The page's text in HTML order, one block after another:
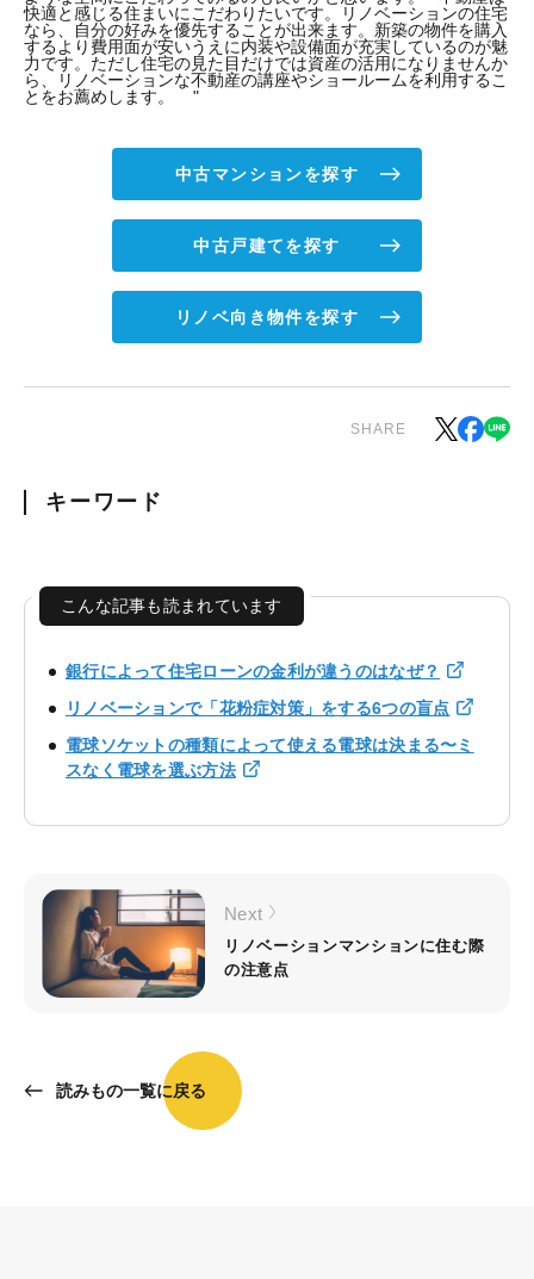
快適と感じる住まいにこだわりたいです。リノベーションの住宅
なら、自分の好みを優先することが出来ます。新築の物件を購入
するより費用面が安いうえに内装や設備面が充実しているのが魅
力です。ただし住宅の見た目だけでは資産の活用になりませんか
ら、リノベーションな不動産の講座やショールームを利用するこ
とをお薦めします。 "
中古マンションを探す
中古戸建てを探す
リノベ向き物件を探す
SHARE
キーワード
こんな記事も読まれています
銀行によって住宅ローンの金利が違うのはなぜ？
リノベーションで「花粉症対策」をする6つの盲点
電球ソケットの種類によって使える電球は決まる〜ミ
スなく電球を選ぶ方法
読みもの一覧に戻る
Next
リノベーションマンションに住む際
の注意点